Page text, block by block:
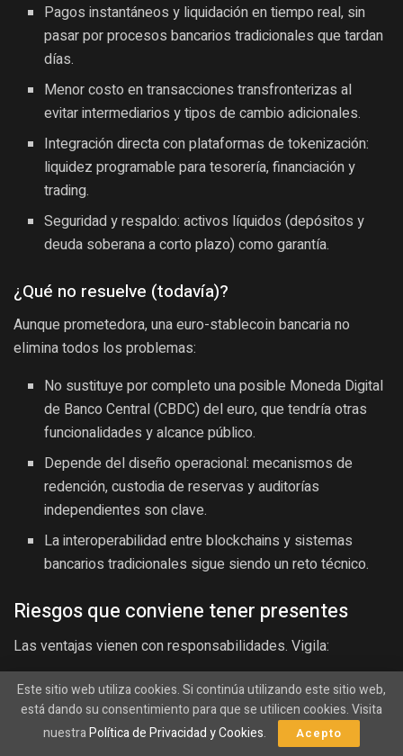
Pagos instantáneos y liquidación en tiempo real, sin
pasar por procesos bancarios tradicionales que tardan
días.
Menor costo en transacciones transfronterizas al
evitar intermediarios y tipos de cambio adicionales.
Integración directa con plataformas de tokenización:
liquidez programable para tesorería, financiación y
trading.
Seguridad y respaldo: activos líquidos (depósitos y
deuda soberana a corto plazo) como garantía.
¿Qué no resuelve (todavía)?
Aunque prometedora, una euro-stablecoin bancaria no
elimina todos los problemas:
No sustituye por completo una posible Moneda Digital
de Banco Central (CBDC) del euro, que tendría otras
funcionalidades y alcance público.
Depende del diseño operacional: mecanismos de
redención, custodia de reservas y auditorías
independientes son clave.
La interoperabilidad entre blockchains y sistemas
bancarios tradicionales sigue siendo un reto técnico.
Riesgos que conviene tener presentes
Las ventajas vienen con responsabilidades. Vigila:
Riesgo de contrapartida: ¿cómo se gestionan las
reservas y qué organismos las auditan?
Riesgo de concentración: una stablecoin controlada por
Este sitio web utiliza cookies. Si continúa utilizando este sitio web,
está dando su consentimiento para que se utilicen cookies. Visita
nuestraPolítica de Privacidad y Cookies. Acepto